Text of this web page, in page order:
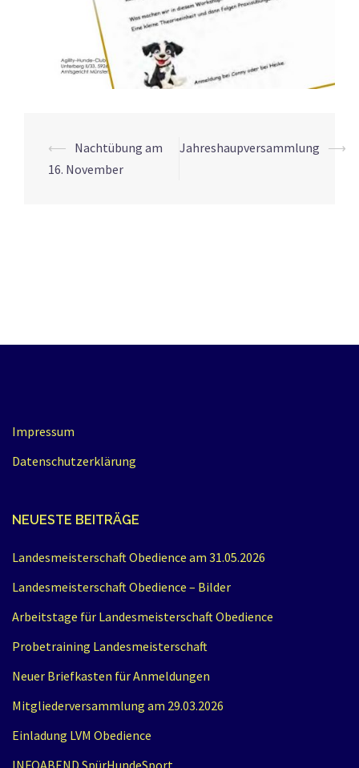
Beitrags-
Navigation
⟵ Nachtübung am
16. November
Jahreshaupversammlung ⟶
Impressum
Datenschutzerklärung
NEUESTE BEITRÄGE
Landesmeisterschaft Obedience am 31.05.2026
Landesmeisterschaft Obedience – Bilder
Arbeitstage für Landesmeisterschaft Obedience
Probetraining Landesmeisterschaft
Neuer Briefkasten für Anmeldungen
Mitgliederversammlung am 29.03.2026
Einladung LVM Obedience
INFOABEND SpürHundeSport